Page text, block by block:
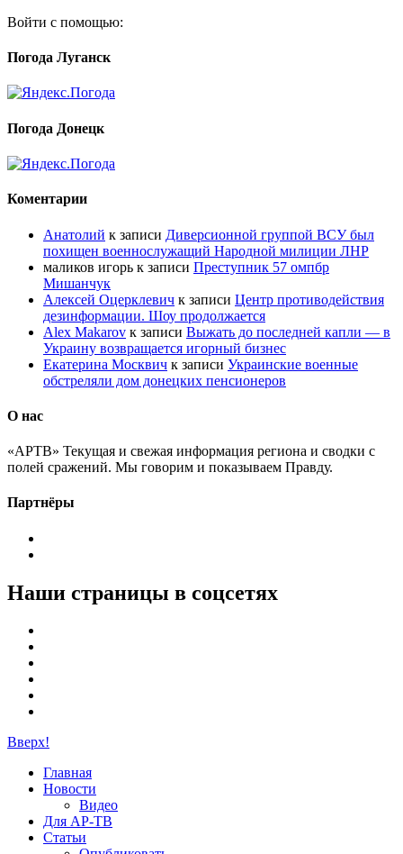
Войти с помощью:
Погода Луганск
Погода Донецк
Коментарии
Анатолий к записи Диверсионной группой ВСУ был
похищен военнослужащий Народной милиции ЛНР
маликов игорь к записи Преступник 57 омпбр
Мишанчук
Алексей Оцерклевич к записи Центр противодействия
дезинформации. Шоу продолжается
Alex Makarov к записи Выжать до последней капли — в
Украину возвращается игорный бизнес
Екатерина Москвич к записи Украинские военные
обстреляли дом донецких пенсионеров
О нас
«АРТВ» Текущая и свежая информация региона и сводки с
полей сражений. Мы говорим и показываем Правду.
Партнёры
Наши страницы в соцсетях
Вверх!
Главная
Новости
Видео
Для АР-ТВ
Статьи